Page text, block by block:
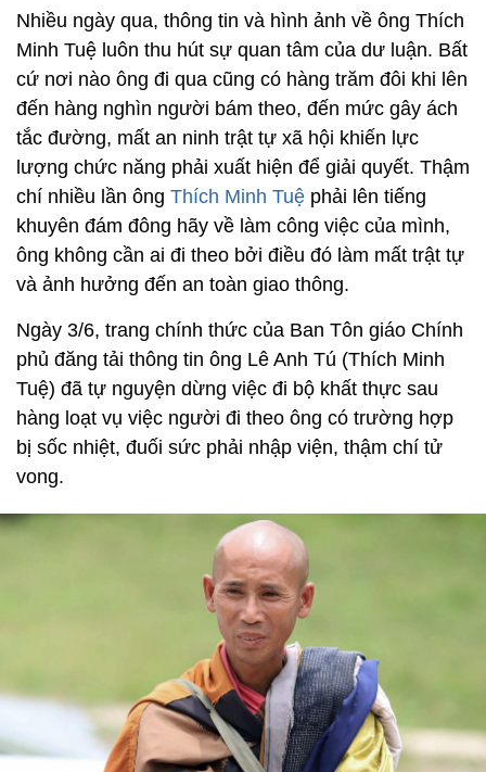
Nhiều ngày qua, thông tin và hình ảnh về ông Thích
Minh Tuệ luôn thu hút sự quan tâm của dư luận. Bất
cứ nơi nào ông đi qua cũng có hàng trăm đôi khi lên
đến hàng nghìn người bám theo, đến mức gây ách
tắc đường, mất an ninh trật tự xã hội khiến lực
lượng chức năng phải xuất hiện để giải quyết. Thậm
chí nhiều lần ông Thích Minh Tuệ phải lên tiếng
khuyên đám đông hãy về làm công việc của mình,
ông không cần ai đi theo bởi điều đó làm mất trật tự
và ảnh hưởng đến an toàn giao thông.
Ngày 3/6, trang chính thức của Ban Tôn giáo Chính
phủ đăng tải thông tin ông Lê Anh Tú (Thích Minh
Tuệ) đã tự nguyện dừng việc đi bộ khất thực sau
hàng loạt vụ việc người đi theo ông có trường hợp
bị sốc nhiệt, đuối sức phải nhập viện, thậm chí tử
vong.